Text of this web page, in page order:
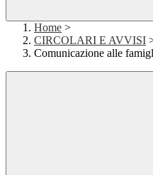
Home >
CIRCOLARI E AVVISI
Comunicazione alle